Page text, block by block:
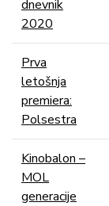
dnevnik
2020
Prva
letošnja
premiera:
Polsestra
Kinobalon –
MOL
generacije